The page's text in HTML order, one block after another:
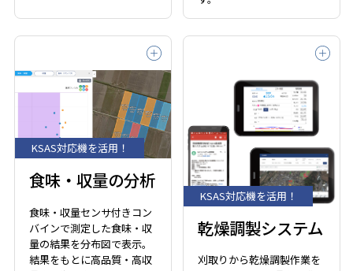
KSAS対応機を活用！
食味・収量の分析
食味・収量センサ付きコン
バインで測定した食味・収
量の結果を分布図で表示。
結果をもとに高品質・高収
KSAS対応機を活用！
乾燥調製システム
刈取りから乾燥調製作業を